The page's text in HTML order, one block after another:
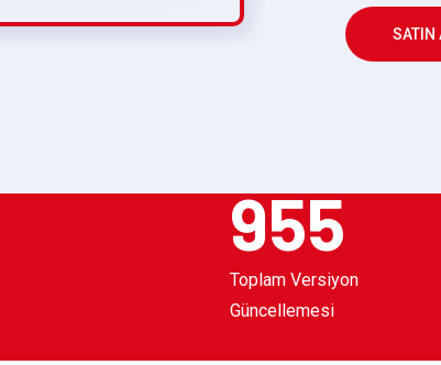
SATIN
955
Toplam Versiyon
Güncellemesi